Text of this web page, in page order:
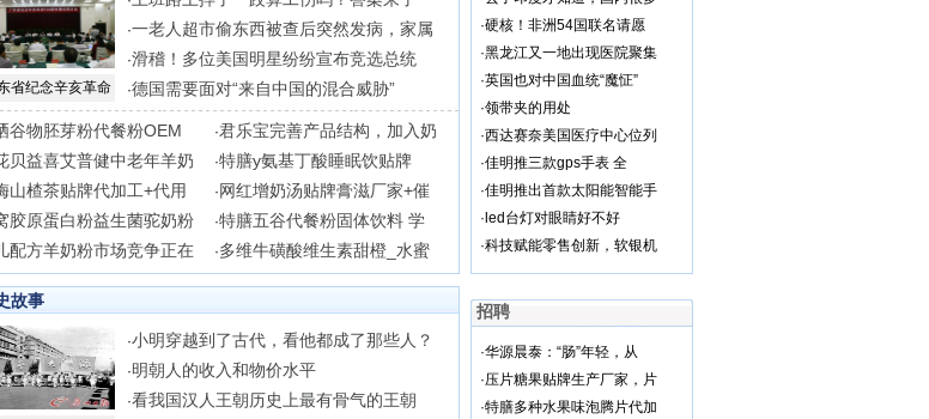
省纪念辛亥革命
·一老人超市偷东西被查后突然发病，家属
·滑稽！多位美国明星纷纷宣布竞选总统
·德国需要面对“来自中国的混合威胁”
谷物胚芽粉代餐粉OEM ·君乐宝完善产品结构，加入奶
贝益喜艾普健中老年羊奶 ·特膳y氨基丁酸睡眠饮贴牌
山楂茶贴牌代加工+代用 ·网红增奶汤贴牌膏滋厂家+催
胶原蛋白粉益生菌驼奶粉 ·特膳五谷代餐粉固体饮料 学
配方羊奶粉市场竞争正在 ·多维牛磺酸维生素甜橙_水蜜
·硬核！非洲54国联名请愿
·黑龙江又一地出现医院聚集
·英国也对中国血统“魔怔”
·领带夹的用处
·西达赛奈美国医疗中心位列
·佳明推三款gps手表 全
·佳明推出首款太阳能智能手
· led台灯对眼睛好不好
·科技赋能零售创新，软银机
故事
·小明穿越到了古代，看他都成了那些人？
·明朝人的收入和物价水平
·看我国汉人王朝历史上最有骨气的王朝
招聘
·华源晨泰：“肠”年轻，从
·压片糖果贴牌生产厂家，片
·特膳多种水果味泡腾片代加